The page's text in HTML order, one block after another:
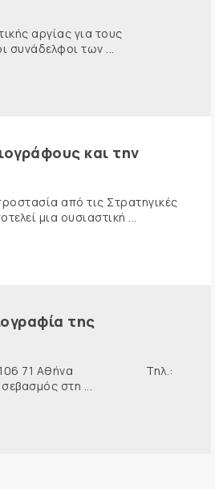
αργίας για τους
των ...
και την
από τις Στρατηγικές
μια ουσιαστική ...
της
106 71 Αθήνα Τηλ.:
στη ...